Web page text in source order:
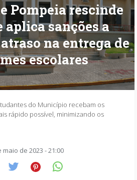
Pompeia rescinde
aplica sanções a
na entrega de
escolares
do Município recebam os
rápido possível, minimizando os
maio de 2023 - 21:00